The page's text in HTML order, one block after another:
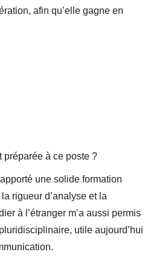
afin qu’elle gagne en
préparée à ce poste ?
une solide formation
rigueur d’analyse et la
à l’étranger m’a aussi permis
utile aujourd’hui